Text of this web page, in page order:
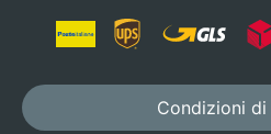
Condizioni di